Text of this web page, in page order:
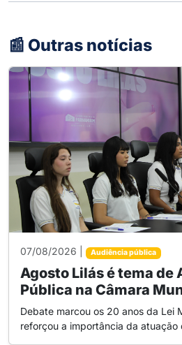
📰 Outras notícias
07/08/2026 | Audiência pública
Agosto Lilás é tema de
Pública na Câmara
Debate marcou os 20 anos da Lei
reforçou a importância da atuação